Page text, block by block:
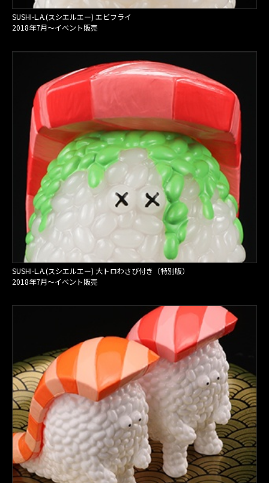
SUSHI-L.A.(スシエルエー) エビフライ
2018年7月〜イベント販売
SUSHI-L.A.(スシエルエー) 大トロわさび付き（特別版）
2018年7月〜イベント販売